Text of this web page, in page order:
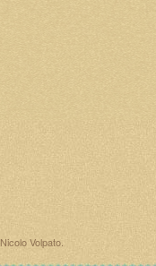
Nicolo Volpato